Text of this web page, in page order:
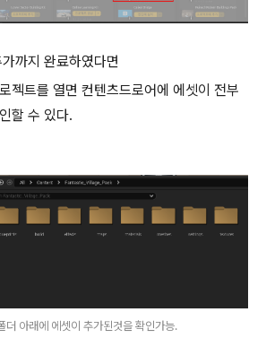
까지 완료하였다면
젝트를 열면 컨텐츠드로어에 에셋이 전부
할 수 있다.
아래에 에셋이 추가된것을 확인가능.